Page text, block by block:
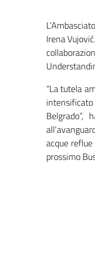
Irena
“La tutela
Belgrado”,
acque
prossimo